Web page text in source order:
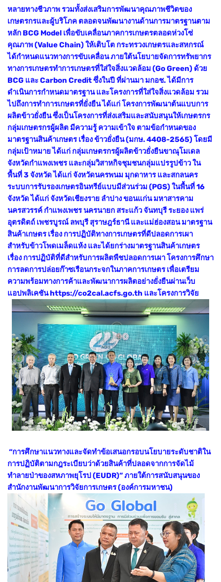
หลายทางชีวภาพ รวมทั้งส่งเสริมการพัฒนาคุณภาพชีวิตของ
เกษตรกรและผู้บริโภค ตลอดจนพัฒนางานด้านการมาตรฐานตาม
หลัก BCG Model เพื่อขับเคลื่อนภาคการเกษตรตลอดห่วงโซ่
คุณภาพ (Value Chain) ให้เติบโต กระทรวงเกษตรและสหกรณ์
ได้กำหนดแนวทางการขับเคลื่อน ภายใต้นโยบายจัดการทรัพยากร
ทางการเกษตรทำการเกษตรที่ใส่ใจสิ่งแวดล้อม (Go Green) ด้วย
BCG และ Carbon Credit ซึ่งในปี ที่ผ่านมา มกอช. ได้มีการ
ดำเนินการกำหนดมาตรฐาน และโครงการที่ใส่ใจสิ่งแวดล้อม รวม
ไปถึงการทำการเกษตรที่ยั่งยืน ได้แก่ โครงการพัฒนาต้นแบบการ
ผลิตข้าวยั่งยืน ซึ่งเป็นโครงการที่ส่งเสริมและสนับสนุนให้เกษตรกร
กลุ่มเกษตรกรผู้ผลิต มีความรู้ ความเข้าใจ ตามข้อกำหนดของ
มาตรฐานสินค้าเกษตร เรื่อง ข้าวยั่งยืน (มกษ. 4408-2565) โดยมี
กลุ่มเป้าหมาย ได้แก่ กลุ่มเกษตรกรผู้ผลิตข้าวยั่งยืนขาณุโมเดล
จังหวัดกำแพงเพชร และกลุ่มวิสาหกิจชุมชนกลุ่มแปรรูปข้าว ใน
พื้นที่ 3 จังหวัด ได้แก่ จังหวัดนครพนม มุกดาหาร และสกลนคร
ระบบการรับรองเกษตรอินทรีย์แบบมีส่วนร่วม (PGS) ในพื้นที่ 16
จังหวัด ได้แก่ จังหวัดเชียงราย ลำปาง ขอนแก่น มหาสารคาม
นครสวรรค์ กำแพงเพชร นครนายก สระแก้ว จันทบุรี ระยอง แพร่
อุตรดิตถ์ เพชรบูรณ์ ลพบุรี สุราษฎร์ธานี และแม่ฮ่องสอน มาตรฐาน
สินค้าเกษตร เรื่อง การปฏิบัติทางการเกษตรที่ดีปลอดการเผา
สำหรับข้าวโพดเมล็ดแห้ง และได้ยกร่างมาตรฐานสินค้าเกษตร
เรื่อง การปฏิบัติที่ดีสำหรับการผลิตพืชปลอดการเผา โครงการศึกษา
การลดการปล่อยก๊าซเรือนกระจกในภาคการเกษตร เพื่อเตรียม
ความพร้อมทางการค้าและพัฒนาการผลิตอย่างยั่งยืนผ่านเว็บ
แอปพลิเคชัน https://co2cal.acfs.go.th และโครงการวิจัย
“การศึกษาแนวทางและจัดทำข้อเสนอกรอบนโยบายระดับชาติใน
การปฏิบัติตามกฎระเบียบว่าด้วยสินค้าที่ปลอดจากการจัดไม้
ทำลายป่าของสหภาพยุโรป (EUDR)” ภายใต้การสนับสนุนของ
สำนักงานพัฒนาการวิจัยการเกษตร (องค์การมหาชน)